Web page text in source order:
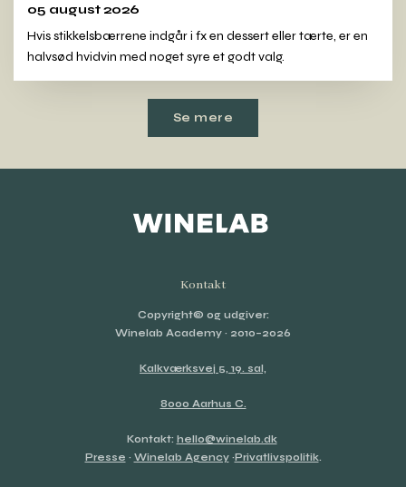
05 august 2026
Hvis stikkelsbærrene indgår i fx en dessert eller tærte, er en
halvsød hvidvin med noget syre et godt valg.
Se mere
Kontakt
Copyright© og udgiver:
Winelab Academy · 2010–2026
Kalkværksvej 5, 19. sal,
8000 Aarhus C.
Kontakt: hello@winelab.dk
Presse · Winelab Agency·Privatlivspolitik.